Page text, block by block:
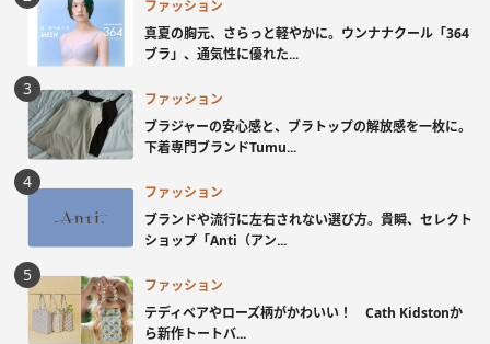
ファッション
真夏の胸元、さらっと軽やかに。ウンナナクール「364
ブラ」、通気性に優れた...
ファッション
ブラジャーの安心感と、ブラトップの解放感を一枚に。
下着専門ブランドTumu...
ファッション
ブランドや流行に左右されない選び方。貴瞬、セレクト
ショップ「Anti（アン...
ファッション
テディベアやローズ柄がかわいい！ Cath Kidstonか
ら新作トートバ...